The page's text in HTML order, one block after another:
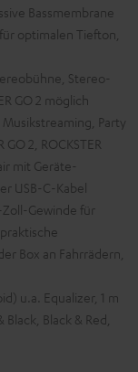
Bassmembrane
optimalen Tiefton,
Stereo-
GO 2 möglich
Party
2, ROCKSTER
mit Geräte-
USB-C-Kabel
Gewinde für
Box an Fahrrädern,
u.a. Equalizer, 1 m
Black & Red,